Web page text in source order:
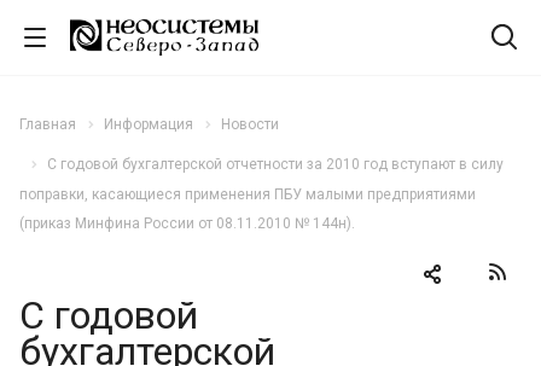
Главная Информация Новости
С годовой бухгалтерской отчетности за 2010 год вступают в силу
поправки, касающиеся применения ПБУ малыми предприятиями
(приказ Минфина России от 08.11.2010 № 144н).
С годовой
бухгалтерской